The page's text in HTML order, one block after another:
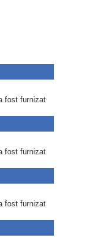
fost furnizat
fost furnizat
fost furnizat